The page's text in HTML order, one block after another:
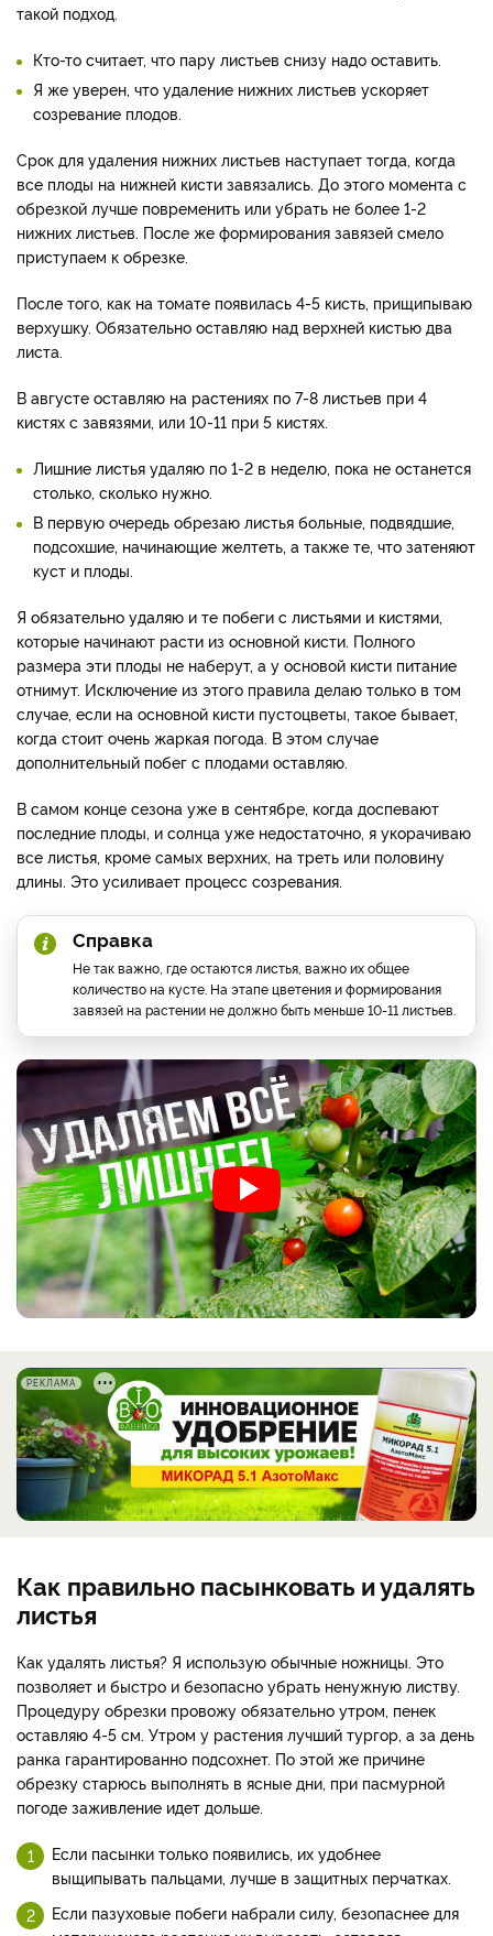
такой подход.
Кто-то считает, что пару листьев снизу надо оставить.
Я же уверен, что удаление нижних листьев ускоряет
созревание плодов.
Срок для удаления нижних листьев наступает тогда, когда
все плоды на нижней кисти завязались. До этого момента с
обрезкой лучше повременить или убрать не более 1-2
нижних листьев. После же формирования завязей смело
приступаем к обрезке.
После того, как на томате появилась 4-5 кисть, прищипываю
верхушку. Обязательно оставляю над верхней кистью два
листа.
В августе оставляю на растениях по 7-8 листьев при 4
кистях с завязями, или 10-11 при 5 кистях.
Лишние листья удаляю по 1-2 в неделю, пока не останется
столько, сколько нужно.
В первую очередь обрезаю листья больные, подвядшие,
подсохшие, начинающие желтеть, а также те, что затеняют
куст и плоды.
Я обязательно удаляю и те побеги с листьями и кистями,
которые начинают расти из основной кисти. Полного
размера эти плоды не наберут, а у основой кисти питание
отнимут. Исключение из этого правила делаю только в том
случае, если на основной кисти пустоцветы, такое бывает,
когда стоит очень жаркая погода. В этом случае
дополнительный побег с плодами оставляю.
В самом конце сезона уже в сентябре, когда доспевают
последние плоды, и солнца уже недостаточно, я укорачиваю
все листья, кроме самых верхних, на треть или половину
длины. Это усиливает процесс созревания.
Справка
Не так важно, где остаются листья, важно их общее
количество на кусте. На этапе цветения и формирования
завязей на растении не должно быть меньше 10-11 листьев.
РЕКЛАМА
Как правильно пасынковать и удалять
листья
Как удалять листья? Я использую обычные ножницы. Это
позволяет и быстро и безопасно убрать ненужную листву.
Процедуру обрезки провожу обязательно утром, пенек
оставляю 4-5 см. Утром у растения лучший тургор, а за день
ранка гарантированно подсохнет. По этой же причине
обрезку старюсь выполнять в ясные дни, при пасмурной
погоде заживление идет дольше.
Если пасынки только появились, их удобнее
выщипывать пальцами, лучше в защитных перчатках.
Если пазуховые побеги набрали силу, безопаснее для